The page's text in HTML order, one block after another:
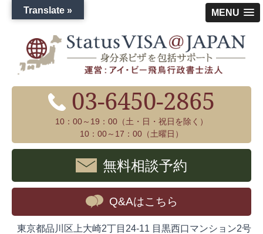
MENU
03-6450-2865
10：00～19：00（土・日・祝日を除く）
10：00～17：00（土曜日）
無料相談予約
Q&Aはこちら
東京都品川区上大崎2丁目24-11 目黒西口マンション2号
Translate »